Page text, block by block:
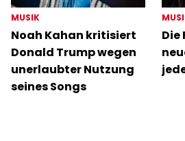
MUSIK
Noah Kahan kritisiert
Donald Trump wegen
unerlaubter Nutzung
seines Songs
Die